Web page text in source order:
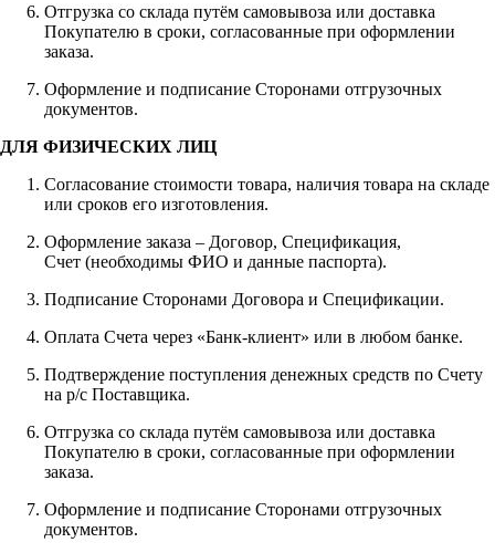
Отгрузка со склада путём самовывоза или доставка
Покупателю в сроки, согласованные при оформлении
заказа.
Оформление и подписание Сторонами отгрузочных
документов.
ДЛЯ ФИЗИЧЕСКИХ ЛИЦ
Согласование стоимости товара, наличия товара на складе
или сроков его изготовления.
Оформление заказа – Договор, Спецификация,
Счет (необходимы ФИО и данные паспорта).
Подписание Сторонами Договора и Спецификации.
Оплата Счета через «Банк-клиент» или в любом банке.
Подтверждение поступления денежных средств по Счету
на р/с Поставщика.
Отгрузка со склада путём самовывоза или доставка
Покупателю в сроки, согласованные при оформлении
заказа.
Оформление и подписание Сторонами отгрузочных
документов.